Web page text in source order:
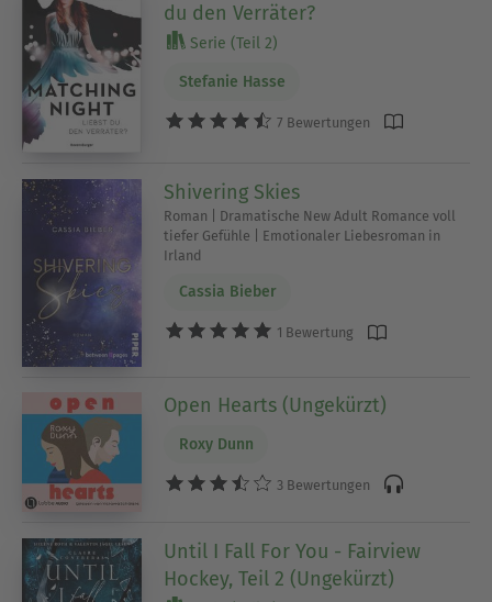
du den Verräter?
Serie (Teil 2)
Stefanie Hasse
7 Bewertungen
Shivering Skies
Roman | Dramatische New Adult Romance voll
tiefer Gefühle | Emotionaler Liebesroman in
Irland
Cassia Bieber
1 Bewertung
Open Hearts (Ungekürzt)
Roxy Dunn
3 Bewertungen
Until I Fall For You - Fairview
Hockey, Teil 2 (Ungekürzt)